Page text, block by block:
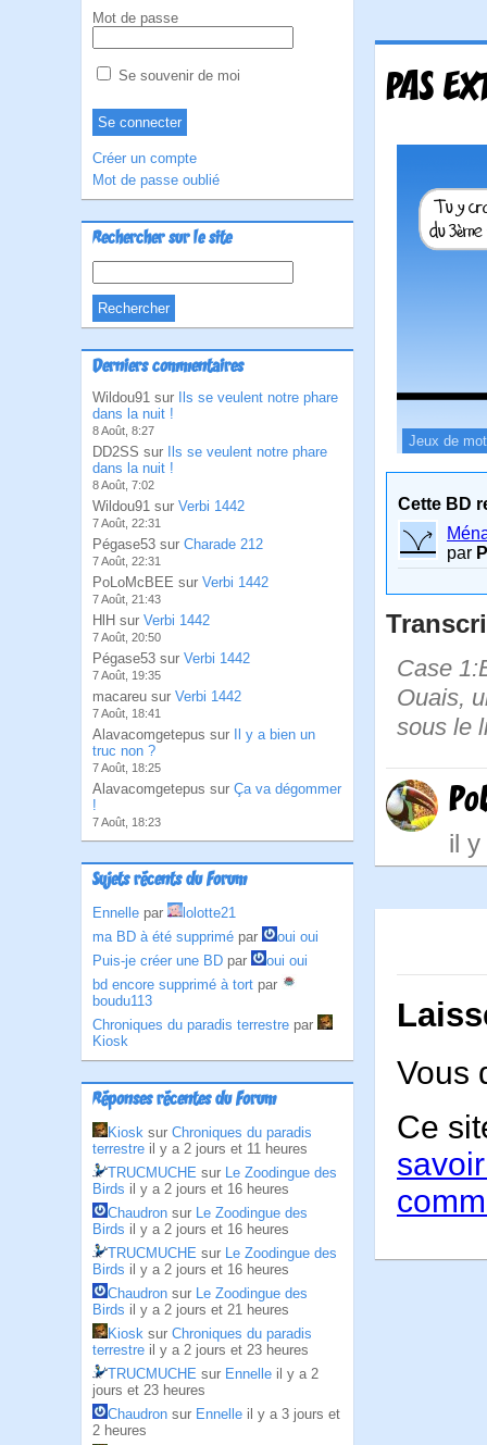
Mot de passe
Se souvenir de moi
Créer un compte
Mot de passe oublié
Rechercher sur le site
Derniers commentaires
Wildou91 sur
Ils se veulent notre phare
dans la nuit !
8 Août, 8:27
DD2SS sur
Ils se veulent notre phare
dans la nuit !
8 Août, 7:02
Wildou91 sur Verbi 1442
7 Août, 22:31
Pégase53 sur Charade 212
7 Août, 22:31
PoLoMcBEE sur Verbi 1442
7 Août, 21:43
HlH sur Verbi 1442
7 Août, 20:50
Pégase53 sur Verbi 1442
7 Août, 19:35
macareu sur Verbi 1442
7 Août, 18:41
Alavacomgetepus sur
Il y a bien un
truc non ?
7 Août, 18:25
Alavacomgetepus sur Ça va dégommer
!
7 Août, 18:23
Sujets récents du Forum
Ennelle par
lolotte21
ma BD à été supprimé par
oui oui
Puis-je créer une BD par
oui oui
bd encore supprimé à tort par
boudu113
Chroniques du paradis terrestre par
Kiosk
Réponses récentes du Forum
Kiosk sur Chroniques du paradis
terrestre il y a 2 jours et 11 heures
TRUCMUCHE sur Le Zoodingue des
Birds il y a 2 jours et 16 heures
Chaudron sur Le Zoodingue des
Birds il y a 2 jours et 16 heures
TRUCMUCHE sur Le Zoodingue des
Birds il y a 2 jours et 16 heures
Chaudron sur Le Zoodingue des
Birds il y a 2 jours et 21 heures
Kiosk sur Chroniques du paradis
terrestre il y a 2 jours et 23 heures
TRUCMUCHE sur Ennelle il y a 2
jours et 23 heures
Chaudron sur Ennelle il y a 3 jours et
2 heures
PAS
Jeux de
Cette BD
par
Case
Ouais,
sous le
il
Vous
Ce